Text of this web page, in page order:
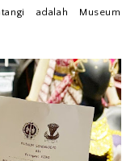
adalah Museum